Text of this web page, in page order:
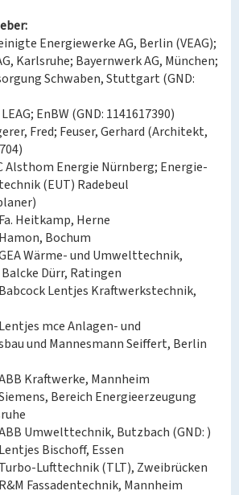
Energiewerke AG, Berlin (VEAG);
Karlsruhe; Bayernwerk AG, München;
Schwaben, Stuttgart (GND:
EnBW (GND: 1141617390)
Fred; Feuser, Gerhard (Architekt,
Alsthom Energie Nürnberg; Energie-
(EUT) Radebeul
Heitkamp, Herne
Bochum
Wärme- und Umwelttechnik,
Dürr, Ratingen
Lentjes Kraftwerkstechnik,
mce Anlagen- und
und Mannesmann Seiffert, Berlin
Kraftwerke, Mannheim
Bereich Energieerzeugung
Umwelttechnik, Butzbach (GND: )
Bischoff, Essen
Lufttechnik (TLT), Zweibrücken
Fassadentechnik, Mannheim